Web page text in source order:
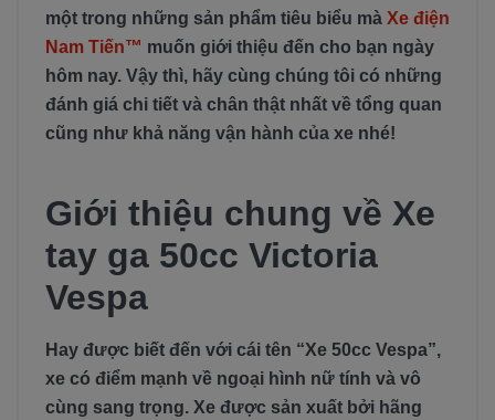
một trong những sản phẩm tiêu biểu mà Xe điện
Nam Tiến™ muốn giới thiệu đến cho bạn ngày
hôm nay. Vậy thì, hãy cùng chúng tôi có những
đánh giá chi tiết và chân thật nhất về tổng quan
cũng như khả năng vận hành của xe nhé!
Giới thiệu chung về Xe
tay ga 50cc Victoria
Vespa
Hay được biết đến với cái tên “Xe 50cc Vespa”,
xe có điểm mạnh về ngoại hình nữ tính và vô
cùng sang trọng. Xe được sản xuất bởi hãng